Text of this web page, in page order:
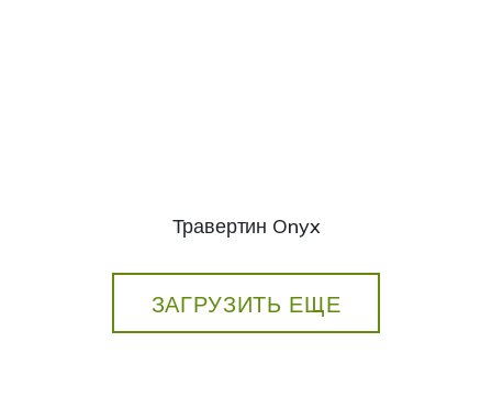
Травертин Onyx
ЗАГРУЗИТЬ ЕЩЕ